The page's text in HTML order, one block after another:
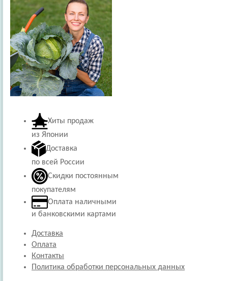
Хиты продаж
из Японии
Доставка
по всей России
Скидки постоянным
покупателям
Оплата наличными
и банковскими картами
Доставка
Оплата
Контакты
Политика обработки персональных данных